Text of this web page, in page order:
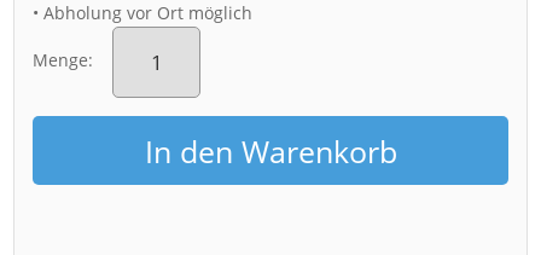
• Abholung vor Ort möglich
Menge:
Poster
(00203)
am
Schloss
Wackerbarth
MengeIn den Warenkorb